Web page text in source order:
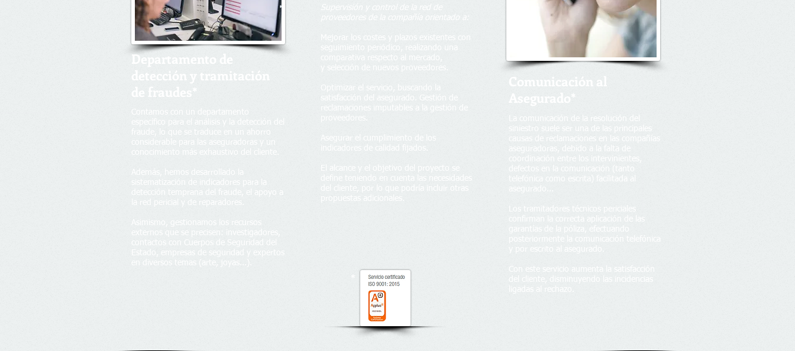
Departamento de
detección y tramitación
de fraudes*
Contamos con un departamento
específico para el análisis y la detección del
fraude, lo que se traduce en un ahorro
considerable para las aseguradoras y un
conocimiento más exhaustivo del cliente.
Además, hemos desarrollado la
sistematización de indicadores para la
detección temprana del fraude, el apoyo a
la red pericial y de reparadores.
Asimismo, gestionamos los recursos
externos que se precisen: investigadores,
contactos con Cuerpos de Seguridad del
Estado, empresas de seguridad y expertos
en diversos temas (arte, joyas...).
Supervisión y control de la red de
proveedores de la compañía orientado a:
Mejorar los costes y plazos existentes con
seguimiento periódico, realizando una
comparativa respecto al mercado,
y selección de nuevos proveedores.
Optimizar el servicio, buscando la
satisfacción del asegurado. Gestión de
reclamaciones imputables a la gestión de
proveedores.
Asegurar el cumplimiento de los
indicadores de calidad fijados.
El alcance y el objetivo del proyecto se
define teniendo en cuenta las necesidades
del cliente, por lo que podría incluir otras
propuestas adicionales.
*
Comunicación al
Asegurado*
La comunicación de la resolución del
siniestro suele ser una de las principales
causas de reclamaciones en las compañías
aseguradoras, debido a la falta de
coordinación entre los intervinientes,
defectos en la comunicación (tanto
telefónica como escrita) facilitada al
asegurado...
Los tramitadores técnicos periciales
confirman la correcta aplicación de las
garantías de la póliza, efectuando
posteriormente la comunicación telefónica
y por escrito al asegurado.
Con este servicio aumenta la satisfacción
del cliente, disminuyendo las incidencias
ligadas al rechazo.